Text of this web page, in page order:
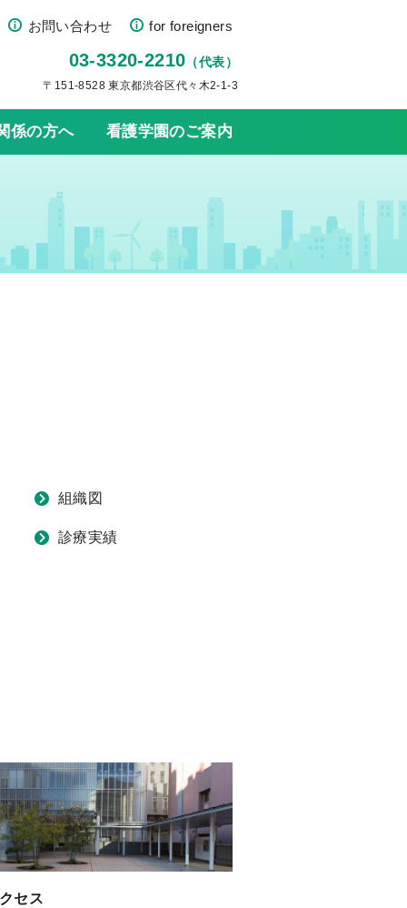
係の方へ 看護学園のご案内
お問い合わせ for foreigners
03-3320-2210 （代表）
〒151-8528 東京都渋谷区代々木2-1-3
組織図
診療実績
セス